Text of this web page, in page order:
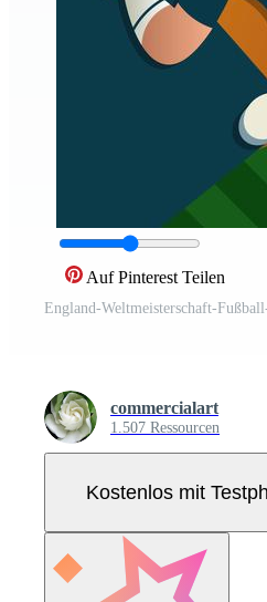
Auf Pinterest Teilen
commercialart
1.507 Ressourcen
Kostenlos mit